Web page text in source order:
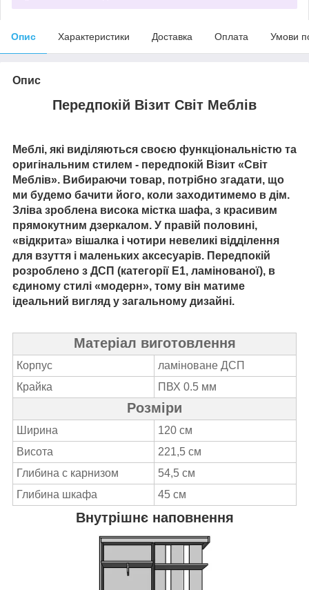
Опис Характеристики Доставка Оплата Умови
Опис
Передпокій Візит Світ Меблів
Меблі, які виділяються своєю функціональністю та
оригінальним стилем - передпокій Візит «Світ
Меблів». Вибираючи товар, потрібно згадати, що
ми будемо бачити його, коли заходитимемо в дім.
Зліва зроблена висока містка шафа, з красивим
прямокутним дзеркалом. У правій половині,
«відкрита» вішалка і чотири невеликі відділення
для взуття і маленьких аксесуарів. Передпокій
розроблено з ДСП (категорії Е1, ламінованої), в
єдиному стилі «модерн», тому він матиме
ідеальний вигляд у загальному дизайні.
Матеріал виготовлення
Корпус
ламіноване ДСП
Крайка
ПВХ 0.5 мм
Розміри
Ширина
120 см
Висота
221,5 см
Глибина с карнизом
54,5 см
Глибина шкафа
45 см
Внутрішнє наповнення